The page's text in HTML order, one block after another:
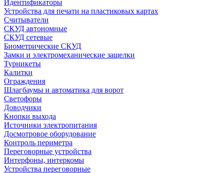
Идентификаторы
Устройства для печати на пластиковых картах
Считыватели
СКУД автономные
СКУД сетевые
Биометрические СКУД
Замки и электромеханические защелки
Турникеты
Калитки
Ограждения
Шлагбаумы и автоматика для ворот
Светофоры
Доводчики
Кнопки выхода
Источники электропитания
Досмотровое оборудование
Контроль периметра
Переговорные устройства
Интерфоны, интеркомы
Устройства переговорные